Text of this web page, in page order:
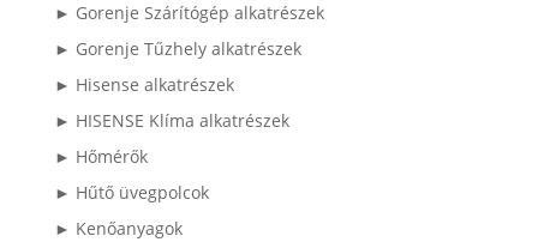
► Gorenje Szárítógép alkatrészek
► Gorenje Tűzhely alkatrészek
► Hisense alkatrészek
► HISENSE Klíma alkatrészek
► Hőmérők
► Hűtő üvegpolcok
► Kenőanyagok